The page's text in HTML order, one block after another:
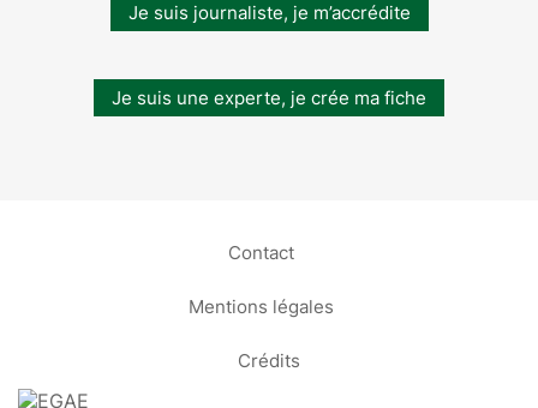
Je suis journaliste, je m’accrédite
Je suis une experte, je crée ma fiche
Contact
Mentions légales
Crédits